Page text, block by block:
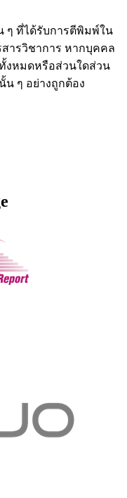
ๆ ที่ได้รับการตีพิมพ์ใน
สารวิชาการ หากบุคคล
งหมดหรือส่วนใดส่วน
น ๆ อย่างถูกต้อง